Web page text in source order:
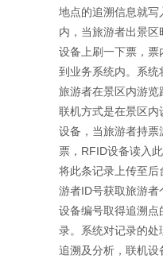
地点的追溯信息就
内，当旅游者出景
设备上刷一下票，票
到业务系统内。系
旅游者在景区内游
联机方式是在景区
设备，当旅游者持票
票，RFID设备读入
将此条记录上传至后
游者ID号获取旅游
设备编号取得追溯
录。系统对记录的处
追溯及分析，联机